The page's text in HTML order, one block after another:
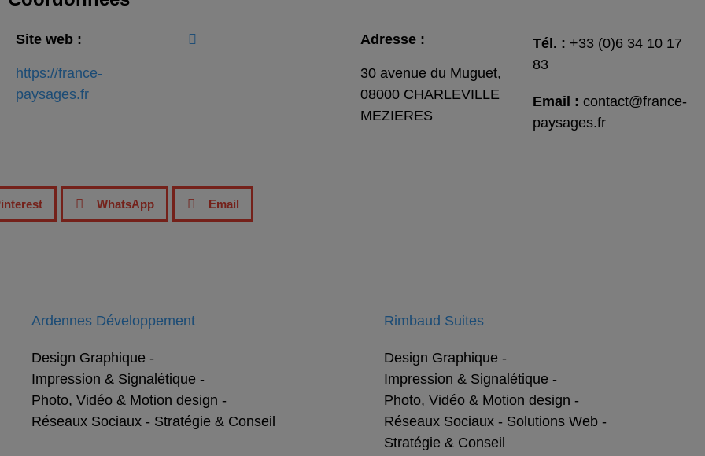
Site web :
https://france-
paysages.fr
Adresse :
30 avenue du Muguet,
08000 CHARLEVILLE
MEZIERES
Tél. : +33 (0)6 34 10 17
83
Email : contact@france-
paysages.fr
WhatsApp Email
Ardennes Développement
Design Graphique -
Impression & Signalétique -
Photo, Vidéo & Motion design -
Réseaux Sociaux - Stratégie & Conseil
Rimbaud Suites
Design Graphique -
Impression & Signalétique -
Photo, Vidéo & Motion design -
Réseaux Sociaux - Solutions Web -
Stratégie & Conseil